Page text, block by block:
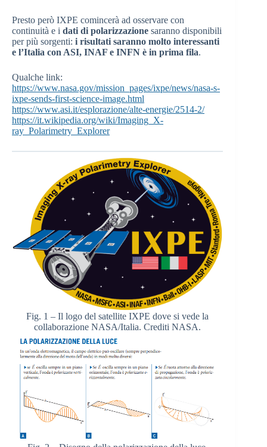
Presto però IXPE comincerà ad osservare con
continuità e i dati di polarizzazione saranno disponibili
per più sorgenti: i risultati saranno molto interessanti
e l’Italia con ASI, INAF e INFN è in prima fila.
Qualche link:
https://www.nasa.gov/mission_pages/ixpe/news/nasa-s-
ixpe-sends-first-science-image.html
https://www.asi.it/esplorazione/alte-energie/2514-2/
https://it.wikipedia.org/wiki/Imaging_X-
ray_Polarimetry_Explorer
Fig. 1 – Il logo del satellite IXPE dove si vede la
collaborazione NASA/Italia. Crediti NASA.